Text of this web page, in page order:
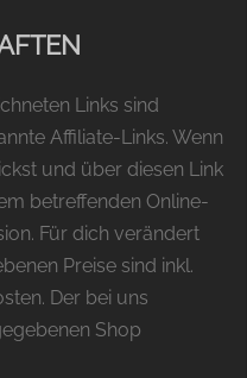
Links sind
Affiliate-Links. Wenn
und über diesen Link
betreffenden Online-
Für dich verändert
Preise sind inkl.
Der bei uns
Shop